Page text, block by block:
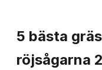
5 bästa
röjsågarna